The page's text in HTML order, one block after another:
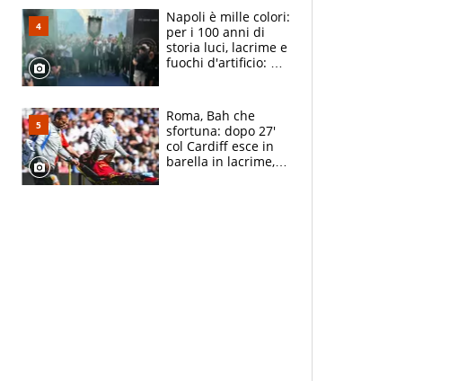
bigliettini
Napoli è mille colori:
per i 100 anni di
storia luci, lacrime e
fuochi d'artificio: De
Roma, Bah che
sfortuna: dopo 27'
col Cardiff esce in
barella in lacrime,